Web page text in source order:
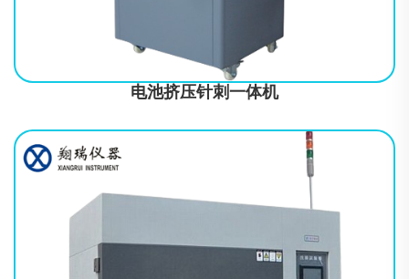
电池挤压针刺一体机